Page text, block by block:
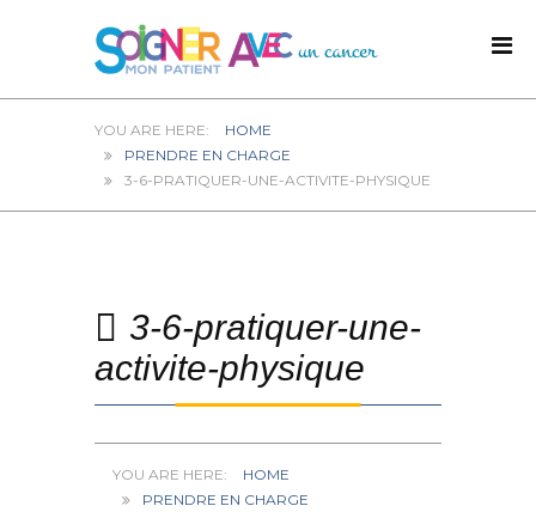
HOME
PRENDRE EN CHARGE
3-6-PRATIQUER-UNE-ACTIVITE-PHYSIQUE
3-6-pratiquer-une-
activite-physique
HOME
PRENDRE EN CHARGE